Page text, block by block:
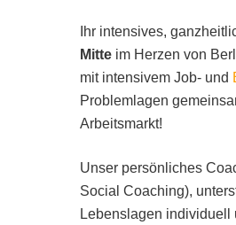
Ihr intensives,
Mitte im Herzen von
mit intensivem Job- und
Problemlagen
Arbeitsmarkt!
Unser persönliches
Social Coaching),
Lebenslagen